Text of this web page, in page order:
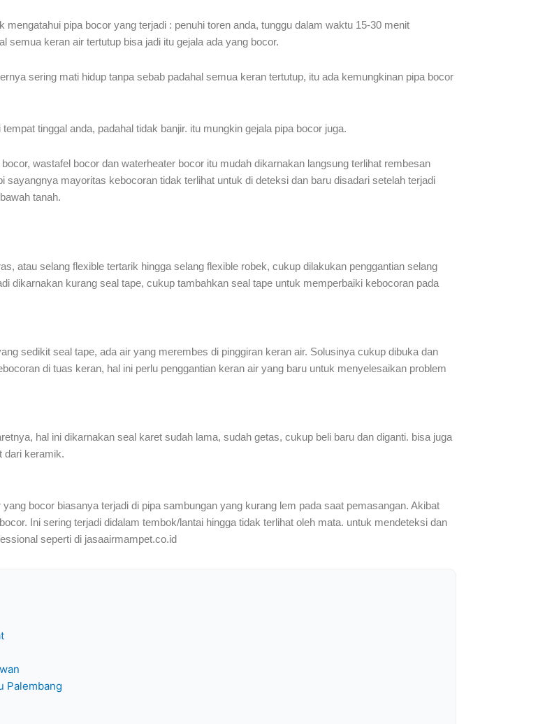
pipa bocor yang terjadi : penuhi toren anda, tunggu dalam waktu 15-30 menit
semua keran air tertutup bisa jadi itu gejala ada yang bocor.
sering mati hidup tanpa sebab padahal semua keran tertutup, itu ada kemungkinan pipa bocor
tinggal anda, padahal tidak banjir. itu mungkin gejala pipa bocor juga.
wastafel bocor dan waterheater bocor itu mudah dikarnakan langsung terlihat rembesan
sayangnya mayoritas kebocoran tidak terlihat untuk di deteksi dan baru disadari setelah terjadi
tanah.
atau selang flexible tertarik hingga selang flexible robek, cukup dilakukan penggantian selang
dikarnakan kurang seal tape, cukup tambahkan seal tape untuk memperbaiki kebocoran pada
sedikit seal tape, ada air yang merembes di pinggiran keran air. Solusinya cukup dibuka dan
di tuas keran, hal ini perlu penggantian keran air yang baru untuk menyelesaikan problem
hal ini dikarnakan seal karet sudah lama, sudah getas, cukup beli baru dan diganti. bisa juga
dari keramik.
bocor biasanya terjadi di pipa sambungan yang kurang lem pada saat pemasangan. Akibat
Ini sering terjadi didalam tembok/lantai hingga tidak terlihat oleh mata. untuk mendeteksi dan
seperti di jasaairmampet.co.id
Palembang